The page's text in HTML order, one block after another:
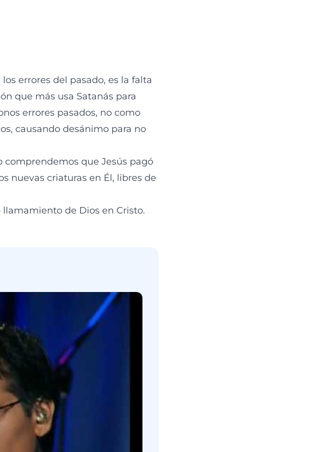
errores del pasado, es la falta
que más usa Satanás para
errores pasados, no como
causando desánimo para no
que Jesús pagó
nuevas criaturas en Él, libres de
de Dios en Cristo.